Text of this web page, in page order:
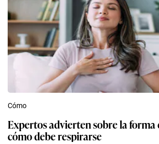
Cómo
Expertos advierten sobre la
cómo debe respirarse